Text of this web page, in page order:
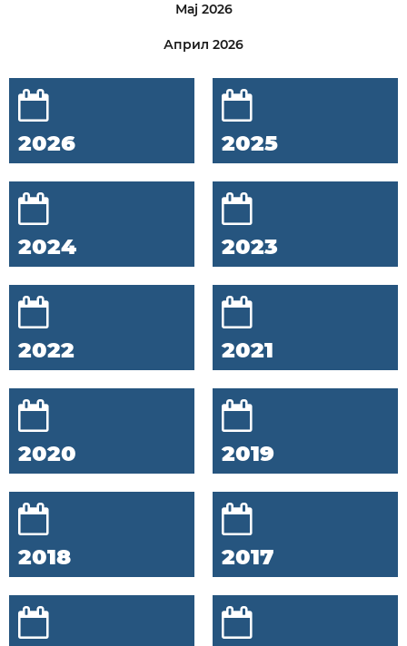
Мај 2026
Април 2026
2026 2025
2024 2023
2022 2021
2020 2019
2018 2017